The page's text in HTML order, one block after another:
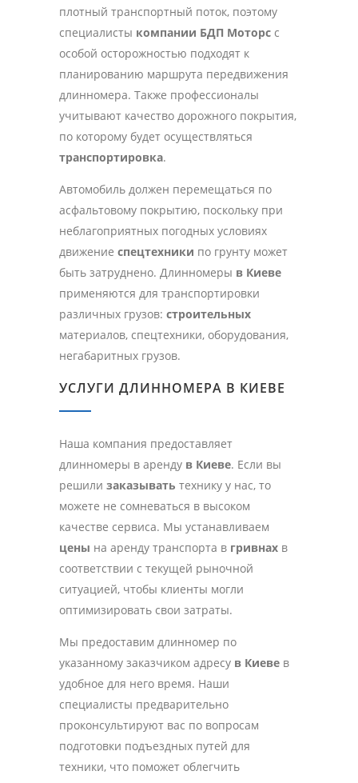
плотный транспортный поток, поэтому
специалисты компании БДП Моторс с
особой осторожностью подходят к
планированию маршрута передвижения
длинномера. Также профессионалы
учитывают качество дорожного покрытия,
по которому будет осуществляться
транспортировка.
Автомобиль должен перемещаться по
асфальтовому покрытию, поскольку при
неблагоприятных погодных условиях
движение спецтехники по грунту может
быть затруднено. Длинномеры в Киеве
применяются для транспортировки
различных грузов: строительных
материалов, спецтехники, оборудования,
негабаритных грузов.
УСЛУГИ ДЛИННОМЕРА В КИЕВЕ
Наша компания предоставляет
длинномеры в аренду в Киеве. Если вы
решили заказывать технику у нас, то
можете не сомневаться в высоком
качестве сервиса. Мы устанавливаем
цены на аренду транспорта в гривнах в
соответствии с текущей рыночной
ситуацией, чтобы клиенты могли
оптимизировать свои затраты.
Мы предоставим длинномер по
указанному заказчиком адресу в Киеве в
удобное для него время. Наши
специалисты предварительно
проконсультируют вас по вопросам
подготовки подъездных путей для
техники, что поможет облегчить